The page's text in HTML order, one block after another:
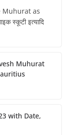
Muhurat as
स्कूटी इत्यादि
Muhurat
with Date,